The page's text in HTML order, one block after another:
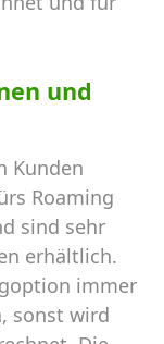
und
Kunden
Roaming
sind sehr
erhältlich.
immer
sonst wird